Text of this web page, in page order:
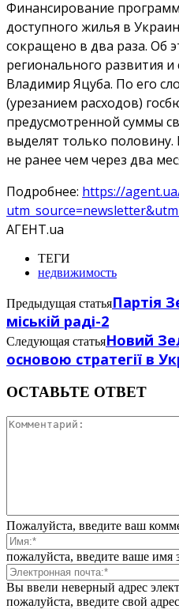
Финансирование
доступного жилья в
сокращено в два раза. Об
регионального развития
Владимир Яцуба. По его
(урезанием расходов)
предусмотренной суммы
выделят только половину.
не ранее чем через два
Подробнее: https://
АГЕНТ.ua
ТЕГИ
недвижимость
Предыдущая статьяПартiя
міській раді-2
Следующая статьяНовий
основою стратегії в
ОСТАВЬТЕ ОТВЕТ
Пожалуйста, введите ваш
пожалуйста, введите ваше имя
Вы ввели неверный адрес
пожалуйста, введите свой